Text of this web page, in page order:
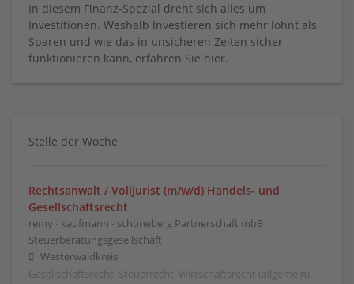
In diesem Finanz-Spezial dreht sich alles um
Investitionen. Weshalb Investieren sich mehr lohnt als
Sparen und wie das in unsicheren Zeiten sicher
funktionieren kann, erfahren Sie hier.
Stelle der Woche
Rechtsanwalt / Volljurist (m/w/d) Handels- und
Gesellschaftsrecht
remy ∙ kaufmann ∙ schöneberg Partnerschaft mbB
Steuerberatungsgesellschaft
Westerwaldkreis
Gesellschaftsrecht, Steuerrecht, Wirtschaftsrecht (allgemein),